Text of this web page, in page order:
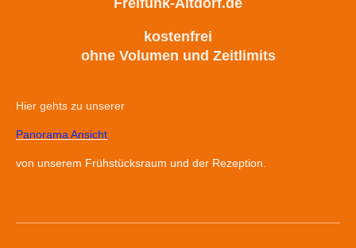
Freifunk-Altdorf.de
kostenfrei
ohne Volumen und Zeitlimits
Hier gehts zu unserer
Panorama Ansicht
von unserem Frühstücksraum und der Rezeption.